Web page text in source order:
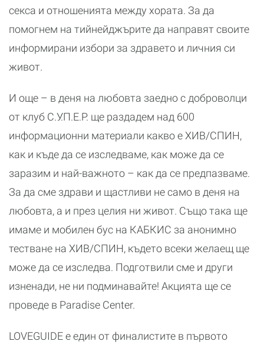
секса и отношенията между хората. За да
помогнем на тийнейджърите да направят своите
информирани избори за здравето и личния си
живот.
И още – в деня на любовта заедно с доброволци
от клуб С.У.П.Е.Р. ще раздадем над 600
информационни материали какво е ХИВ/СПИН,
как и къде да се изследваме, как може да се
заразим и най-важното – как да се предпазваме.
За да сме здрави и щастливи не само в деня на
любовта, а и през целия ни живот. Също така ще
имаме и мобилен бус на КАБКИС за анонимно
тестване на ХИВ/СПИН, където всеки желаещ ще
може да се изследва. Подготвили сме и други
изненади, не ни подминавайте! Акцията ще се
проведе в Paradise Center.
LOVEGUIDE е един от финалистите в първото